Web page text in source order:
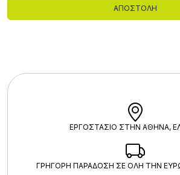
ΑΠΟΣΤΟΛΉ
ΕΡΓΟΣΤΑΣΙΟ ΣΤΗΝ ΑΘΗΝΑ,
ΓΡΗΓΟΡΗ ΠΑΡΑΔΟΣΗ ΣΕ ΟΛΗ ΤΗΝ